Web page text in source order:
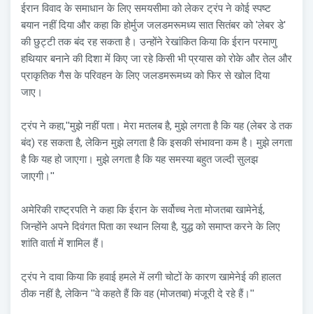
ईरान विवाद के समाधान के लिए समयसीमा को लेकर ट्रंप ने कोई स्पष्ट
बयान नहीं दिया और कहा कि होर्मुज जलडमरूमध्य सात सितंबर को 'लेबर डे'
की छुट्टी तक बंद रह सकता है। उन्होंने रेखांकित किया कि ईरान परमाणु
हथियार बनाने की दिशा में किए जा रहे किसी भी प्रयास को रोके और तेल और
प्राकृतिक गैस के परिवहन के लिए जलडमरूमध्य को फिर से खोल दिया
जाए।
ट्रंप ने कहा,''मुझे नहीं पता। मेरा मतलब है, मुझे लगता है कि यह (लेबर डे तक
बंद) रह सकता है, लेकिन मुझे लगता है कि इसकी संभावना कम है। मुझे लगता
है कि यह हो जाएगा। मुझे लगता है कि यह समस्या बहुत जल्दी सुलझ
जाएगी।''
अमेरिकी राष्ट्रपति ने कहा कि ईरान के सर्वोच्च नेता मोजतबा खामेनेई,
जिन्होंने अपने दिवंगत पिता का स्थान लिया है, युद्ध को समाप्त करने के लिए
शांति वार्ता में शामिल हैं।
ट्रंप ने दावा किया कि हवाई हमले में लगी चोटों के कारण खामेनेई की हालत
ठीक नहीं है, लेकिन ''वे कहते हैं कि वह (मोजतबा) मंजूरी दे रहे हैं।''